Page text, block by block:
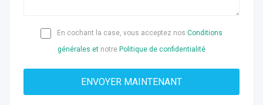
En cochant la case, vous acceptez nos Conditions
générales et notre Politique de confidentialité